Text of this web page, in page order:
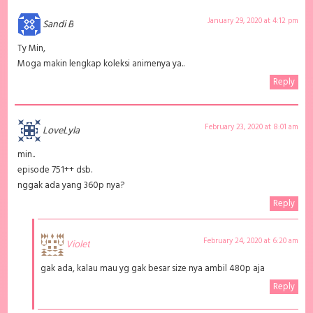
Sandi B January 29, 2020 at 4:12 pm
Ty Min,
Moga makin lengkap koleksi animenya ya..
Reply
LoveLyla February 23, 2020 at 8:01 am
min..
episode 751++ dsb.
nggak ada yang 360p nya?
Reply
Violet February 24, 2020 at 6:20 am
gak ada, kalau mau yg gak besar size nya ambil 480p aja
Reply